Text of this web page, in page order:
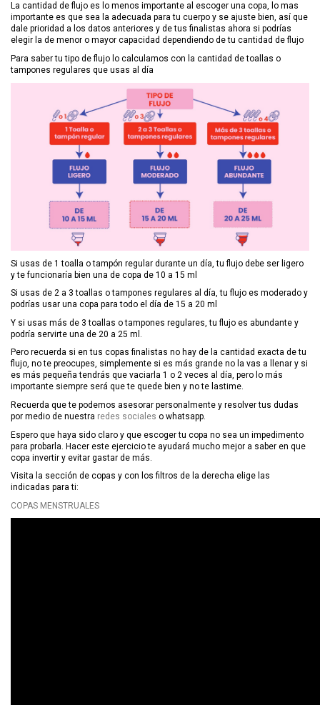
La cantidad de flujo es lo menos importante al escoger una copa, lo mas
importante es que sea la adecuada para tu cuerpo y se ajuste bien, así que
dale prioridad a los datos anteriores y de tus finalistas ahora si podrías
elegir la de menor o mayor capacidad dependiendo de tu cantidad de flujo
Para saber tu tipo de flujo lo calculamos con la cantidad de toallas o
tampones regulares que usas al día
Si usas de 1 toalla o tampón regular durante un día, tu flujo debe ser ligero
y te funcionaría bien una de copa de 10 a 15 ml
Si usas de 2 a 3 toallas o tampones regulares al día, tu flujo es moderado y
podrías usar una copa para todo el día de 15 a 20 ml
Y si usas más de 3 toallas o tampones regulares, tu flujo es abundante y
podría servirte una de 20 a 25 ml.
Pero recuerda si en tus copas finalistas no hay de la cantidad exacta de tu
flujo, no te preocupes, simplemente si es más grande no la vas a llenar y si
es más pequeña tendrás que vaciarla 1 o 2 veces al día, pero lo más
importante siempre será que te quede bien y no te lastime.
Recuerda que te podemos asesorar personalmente y resolver tus dudas
por medio de nuestra redes sociales o whatsapp.
Espero que haya sido claro y que escoger tu copa no sea un impedimento
para probarla. Hacer este ejercicio te ayudará mucho mejor a saber en que
copa invertir y evitar gastar de más.
Visita la sección de copas y con los filtros de la derecha elige las
indicadas para ti:
COPAS MENSTRUALES